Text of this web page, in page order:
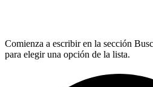
Comienza a escribir en la sección
para elegir una opción de la lista.